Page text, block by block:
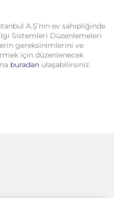
A.Ş’nin ev sahipliğinde
Sistemleri Düzenlemeleri
gereksinimlerini ve
için düzenlenecek
buradan ulaşabilirsiniz.